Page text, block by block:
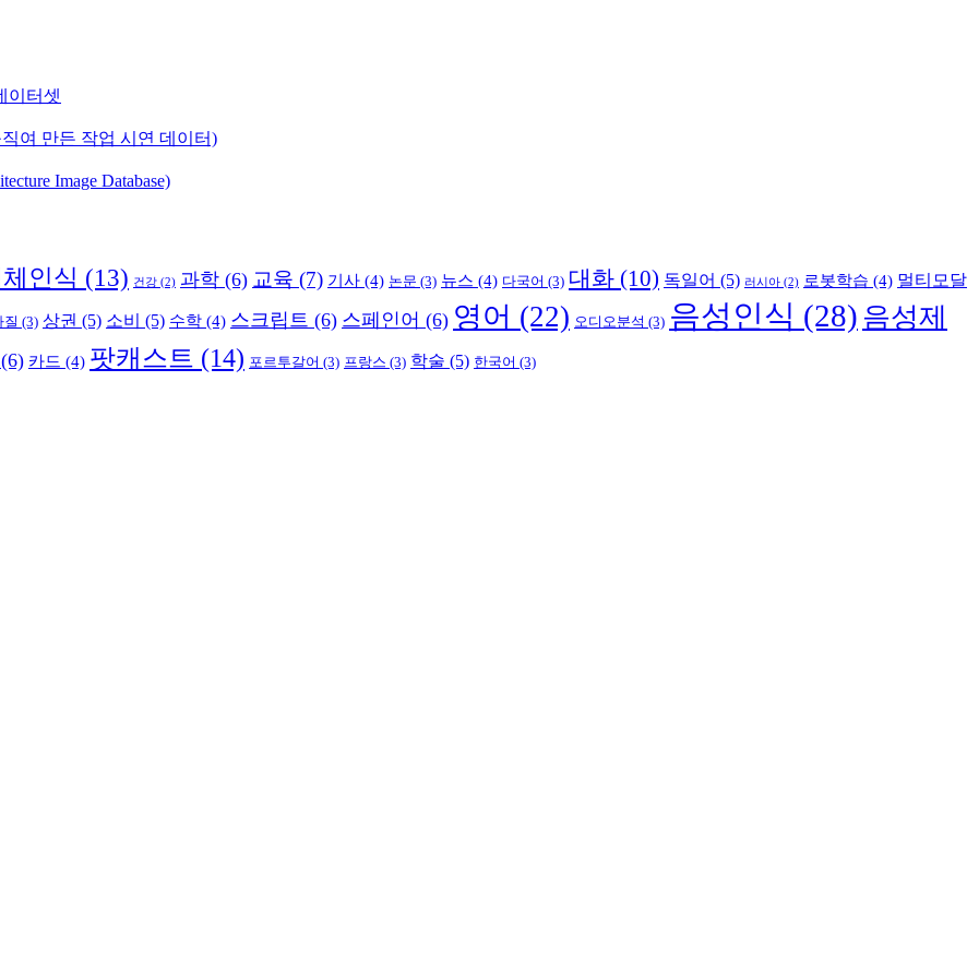
이터셋
여 만든 작업 시연 데이터)
Image Database)
인식 (13) 건강 (2) 과학 (6) 교육 (7) 기사 (4) 논문 (3) 뉴스 (4) 다국어 (3) 대화 (10) 독일어 (5) 러시아 (2) 로봇학습 (4) 멀티모달
질 (3) 상권 (5) 소비 (5) 수학 (4) 스크립트 (6) 스페인어 (6) 영어 (22) 오디오분석 (3) 음성인식 (28) 음성제
(6) 카드 (4) 팟캐스트 (14) 포르투갈어 (3) 프랑스 (3) 학술 (5) 한국어 (3)